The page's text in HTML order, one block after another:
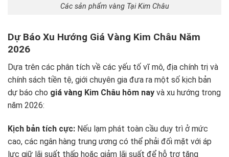
Các sản phẩm vàng Tại Kim Châu
Dự Báo Xu Hướng Giá Vàng Kim Châu Năm
2026
Dựa trên các phân tích về các yếu tố vĩ mô, địa chính trị và
chính sách tiền tệ, giới chuyên gia đưa ra một số kịch bản
dự báo cho giá vàng Kim Châu hôm nay và xu hướng trong
năm 2026:
Kịch bản tích cực: Nếu lạm phát toàn cầu duy trì ở mức
cao, các ngân hàng trung ương có thể phải đối mặt với áp
lực giữ lãi suất thấp hoặc giảm lãi suất để hỗ trợ tăng